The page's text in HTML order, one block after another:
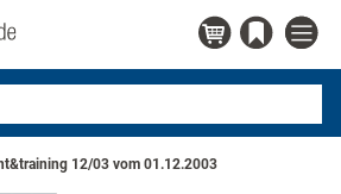
12/03 vom 01.12.2003